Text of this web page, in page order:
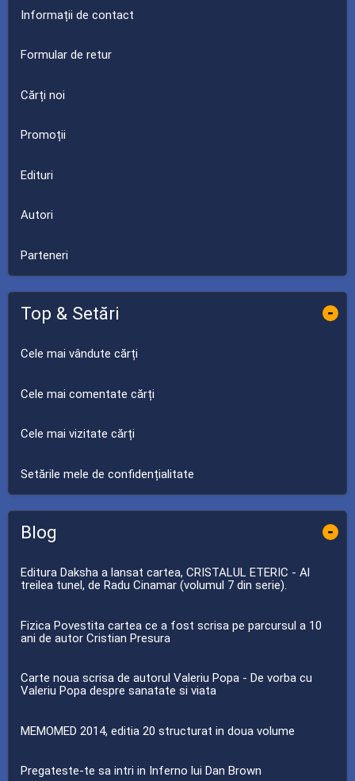
Informații de contact
Formular de retur
Cărți noi
Promoții
Edituri
Autori
Parteneri
Top & Setări -
Cele mai vândute cărți
Cele mai comentate cărți
Cele mai vizitate cărți
Setările mele de confidențialitate
Blog -
Editura Daksha a lansat cartea, CRISTALUL ETERIC - Al
treilea tunel, de Radu Cinamar (volumul 7 din serie).
Fizica Povestita cartea ce a fost scrisa pe parcursul a 10
ani de autor Cristian Presura
Carte noua scrisa de autorul Valeriu Popa - De vorba cu
Valeriu Popa despre sanatate si viata
MEMOMED 2014, editia 20 structurat in doua volume
Pregateste-te sa intri in Inferno lui Dan Brown